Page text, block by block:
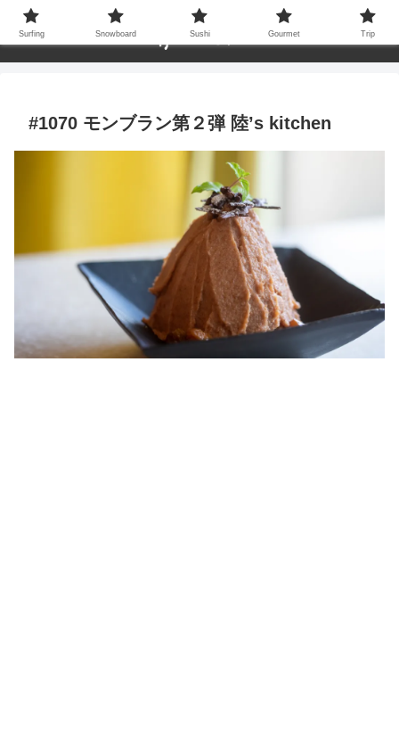
#1070 モンブラン第２弾 陸’s kitchen
Surfing Snowboard Sushi Gourmet Trip